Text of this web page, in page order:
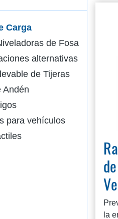
Carga
de Fosa
alternativas
de Tijeras
Andén
para vehículos
la